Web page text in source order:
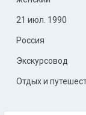
21 июл. 1990
Россия
Экскурсовод
Отдых и